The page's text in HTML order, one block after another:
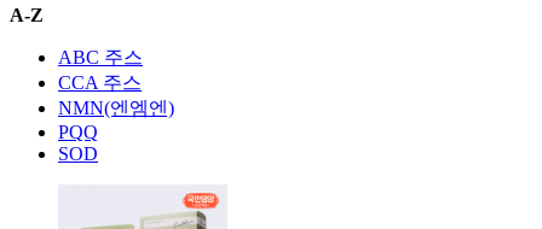
A-Z
ABC 주스
CCA 주스
NMN(엔엠엔)
PQQ
SOD